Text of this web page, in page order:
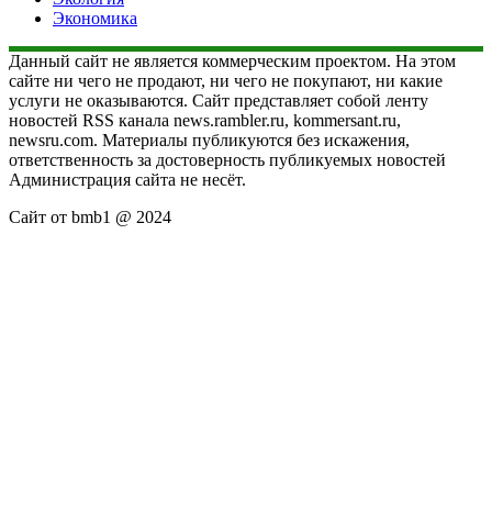
Экономика
Данный сайт не является коммерческим проектом. На этом
сайте ни чего не продают, ни чего не покупают, ни какие
услуги не оказываются. Сайт представляет собой ленту
новостей RSS канала news.rambler.ru, kommersant.ru,
newsru.com. Материалы публикуются без искажения,
ответственность за достоверность публикуемых новостей
Администрация сайта не несёт.
Сайт от bmb1 @ 2024